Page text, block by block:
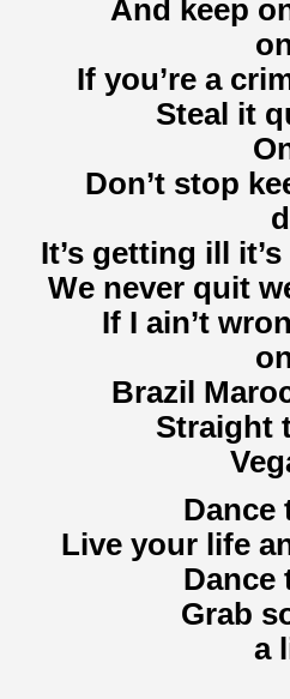
And keep
If you’re a
Steal it
Don’t stop
It’s getting ill
We never quit
If I ain’t
Brazil
Straight
Dance
Live your life
Dance
Grab
a